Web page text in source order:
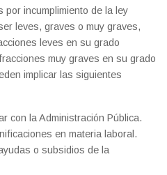
por incumplimiento de la ley
leves, graves o muy graves,
leves en su grado
muy graves en su grado
implicar las siguientes
con la Administración Pública.
en materia laboral.
o subsidios de la